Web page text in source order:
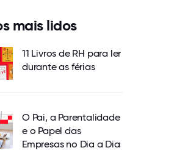
mais lidos
11 Livros de RH para ler
durante as férias
O Pai, a Parentalidade
e o Papel das
Empresas no Dia a Dia